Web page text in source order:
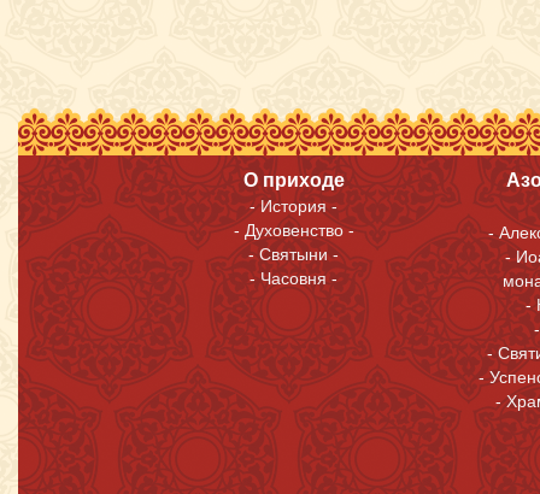
О приходе
История-
Духовенство-
Святыни-
Часовня-